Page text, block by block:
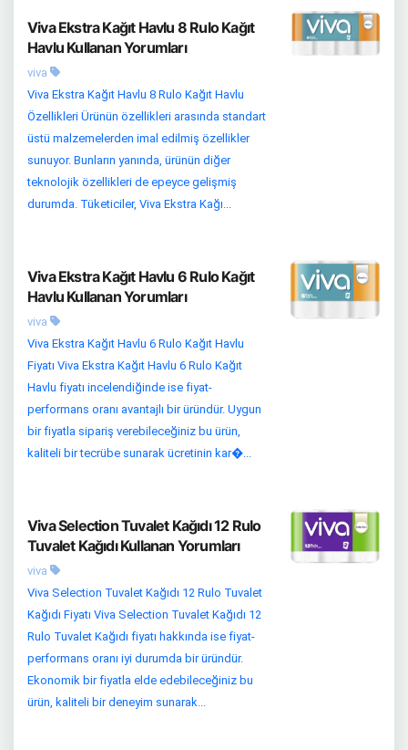
Viva Ekstra Kağıt Havlu 8 Rulo Kağıt
Havlu Kullanan Yorumları
viva
Viva Ekstra Kağıt Havlu 8 Rulo Kağıt Havlu
Özellikleri Ürünün özellikleri arasında standart
üstü malzemelerden imal edilmiş özellikler
sunuyor. Bunların yanında, ürünün diğer
teknolojik özellikleri de epeyce gelişmiş
durumda. Tüketiciler, Viva Ekstra Kağı...
Viva Ekstra Kağıt Havlu 6 Rulo Kağıt
Havlu Kullanan Yorumları
viva
Viva Ekstra Kağıt Havlu 6 Rulo Kağıt Havlu
Fiyatı Viva Ekstra Kağıt Havlu 6 Rulo Kağıt
Havlu fiyatı incelendiğinde ise fiyat-
performans oranı avantajlı bir üründür. Uygun
bir fiyatla sipariş verebileceğiniz bu ürün,
kaliteli bir tecrübe sunarak ücretinin kar�...
Viva Selection Tuvalet Kağıdı 12 Rulo
Tuvalet Kağıdı Kullanan Yorumları
viva
Viva Selection Tuvalet Kağıdı 12 Rulo Tuvalet
Kağıdı Fiyatı Viva Selection Tuvalet Kağıdı 12
Rulo Tuvalet Kağıdı fiyatı hakkında ise fiyat-
performans oranı iyi durumda bir üründür.
Ekonomik bir fiyatla elde edebileceğiniz bu
ürün, kaliteli bir deneyim sunarak...